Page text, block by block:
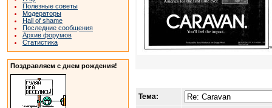
Полезные советы
Модераторы
Hall of shame
Последние сообщения
Архив форумов
Статистика
Поздравляем с днем рождения!
Тема: